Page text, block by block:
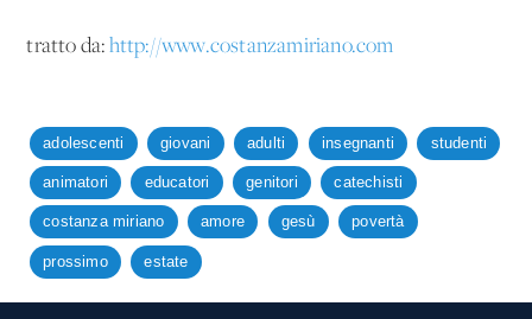
tratto da: http://www.costanzamiriano.com
adolescenti giovani adulti insegnanti studenti
animatori educatori genitori catechisti
costanza miriano amore gesù povertà
prossimo estate